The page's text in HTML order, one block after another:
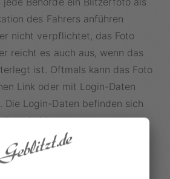
des Fahrers anführen
nicht verpflichtet, das Foto
reicht es auch aus, wenn das
ist. Oftmals kann das Foto
Link oder mit Login-Daten
Die Login-Daten befinden sich
nicht ermittelt